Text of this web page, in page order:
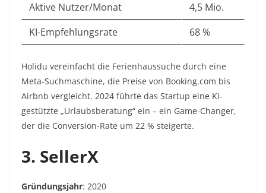
Aktive Nutzer/Monat
4,5 Mio.
KI-Empfehlungsrate
68 %
Holidu vereinfacht die Ferienhaussuche durch eine
Meta-Suchmaschine, die Preise von Booking.com bis
Airbnb vergleicht. 2024 führte das Startup eine KI-
gestützte „Urlaubsberatung“ ein – ein Game-Changer,
der die Conversion-Rate um 22 % steigerte.
3. SellerX
Gründungsjahr: 2020